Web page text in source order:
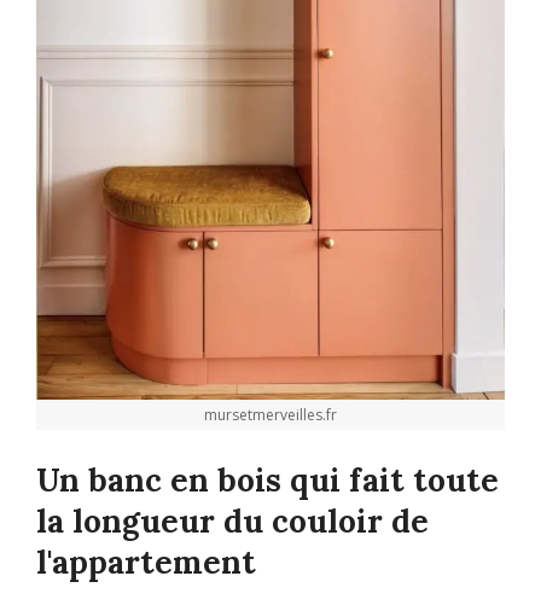
mursetmerveilles.fr
Un banc en bois qui fait toute
la longueur du couloir de
l'appartement